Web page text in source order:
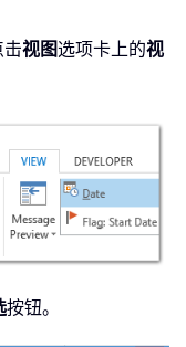
视图选项卡上的视
按钮。